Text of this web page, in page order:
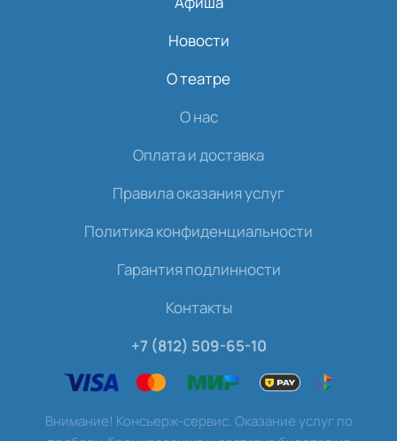
Новости
О театре
О нас
Оплата и доставка
Правила оказания услуг
Политика конфиденциальности
Гарантия подлинности
Контакты
+7 (812) 509-65-10
Внимание! Консьерж-сервис. Оказание услуг по